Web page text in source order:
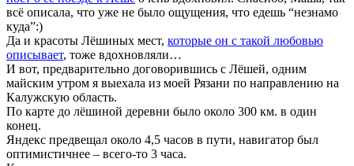
всё описала, что уже не было ощущения, что едешь “незнамо
куда”:)
Да и красоты Лёшиных мест, которые он с такой любовью
описывает, тоже вдохновляли…
И вот, предварительно договорившись с Лёшей, одним
майским утром я выехала из моей Рязани по направлению на
Калужскую область.
По карте до лёшиной деревни было около 300 км. в один
конец.
Яндекс предвещал около 4,5 часов в пути, навигатор был
оптимистичнее – всего-то 3 часа.